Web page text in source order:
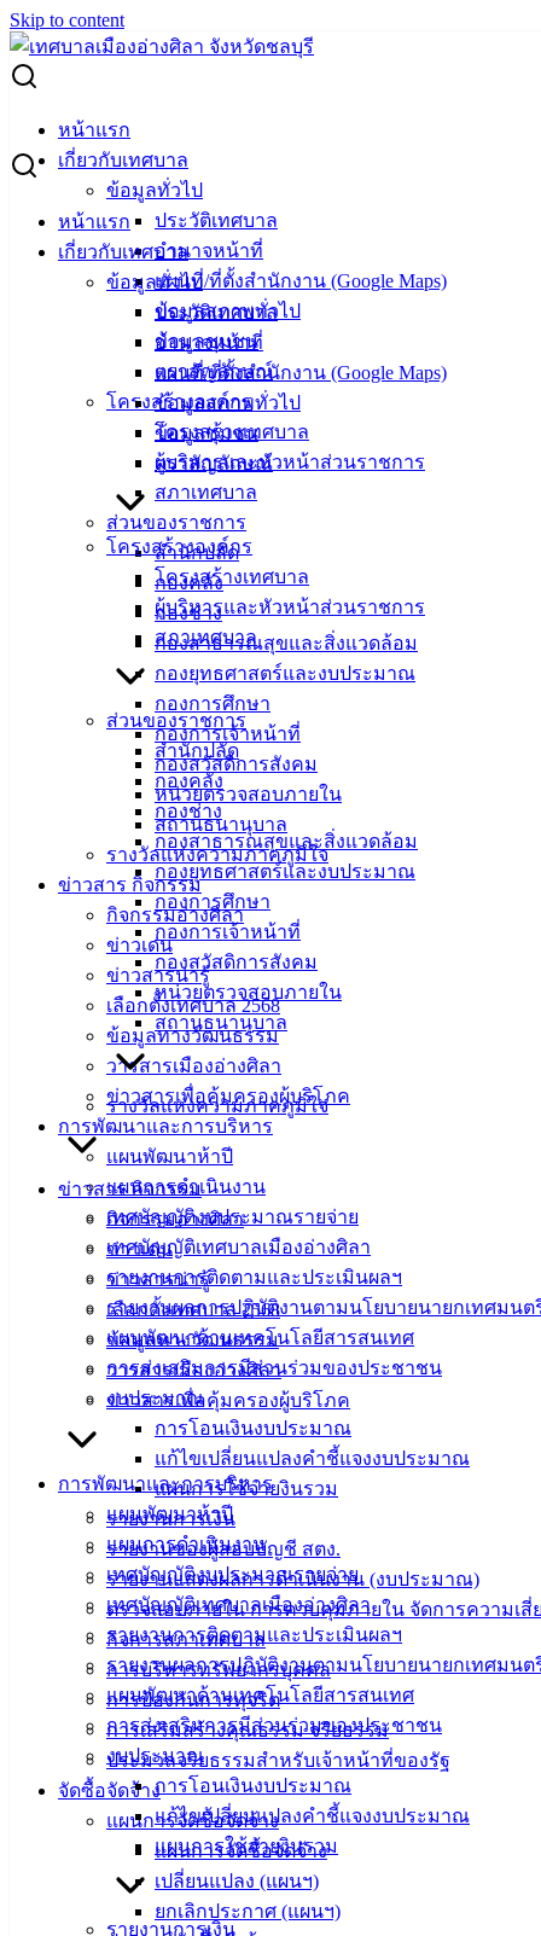
Skip to content
หน้าแรก
เกี่ยวกับเทศบาล
ข้อมูลทั่วไป
ประวัติเทศบาล
อำนาจหน้าที่
แผนที่/ที่ตั้งสำนักงาน (Google Maps)
ข้อมูลสภาพทั่วไป
ข้อมูลชุมชน
ตราสัญลักษณ์
โครงสร้างองค์กร
โครงสร้างเทศบาล
ผู้บริหารและหัวหน้าส่วนราชการ
สภาเทศบาล
ส่วนของราชการ
สำนักปลัด
กองคลัง
กองช่าง
กองสาธารณสุขและสิ่งแวดล้อม
กองยุทธศาสตร์และงบประมาณ
กองการศึกษา
กองการเจ้าหน้าที่
กองสวัสดิการสังคม
หน่วยตรวจสอบภายใน
สถานธนานุบาล
รางวัลแห่งความภาคภูมิใจ
ข่าวสาร กิจกรรม
กิจกรรมอ่างศิลา
ข่าวเด่น
ข่าวสารน่ารู้
เลือกตั้งเทศบาล 2568
ข้อมูลทางวัฒนธรรม
วารสารเมืองอ่างศิลา
ข่าวสารเพื่อคุ้มครองผู้บริโภค
การพัฒนาและการบริหาร
แผนพัฒนาห้าปี
แผนการดำเนินงาน
เทศบัญญัติงบประมาณรายจ่าย
เทศบัญญัติเทศบาลเมืองอ่างศิลา
รายงานการติดตามและประเมินผลฯ
รายงานผลการปฏิบัติงานตามนโยบายนายกเทศมนต
แผนพัฒนาด้านเทคโนโลยีสารสนเทศ
การส่งเสริมการมีส่วนร่วมของประชาชน
งบประมาณ
การโอนเงินงบประมาณ
แก้ไขเปลี่ยนแปลงคำชี้แจงงบประมาณ
แผนการใช้จ่ายงินรวม
รายงานการเงิน
รายงานของผู้สอบบัญชี สตง.
รายงานแสดงผลการดำเนินงาน (งบประมาณ)
ตรวจสอบภายใน การควบคุมภายใน จัดการความเสี่
กิจการสภาเทศบาล
การบริหารทรัพยากรบุคคล
การป้องกันการทุจริต
การเสริมสร้างคุณธรรม จริยธรรม
ประมวลจริยธรรมสำหรับเจ้าหน้าที่ของรัฐ
จัดซื้อจัดจ้าง
แผนการจัดซื้อจัดจ้าง
แผนการจัดซื้อจัดจ้าง
เปลี่ยนแปลง (แผนฯ)
ยกเลิกประกาศ (แผนฯ)
หน้าแรก
เกี่ยวกับเทศบาล
ข้อมูลทั่วไป
ประวัติเทศบาล
อำนาจหน้าที่
แผนที่/ที่ตั้งสำนักงาน (Google Maps)
ข้อมูลสภาพทั่วไป
ข้อมูลชุมชน
ตราสัญลักษณ์
โครงสร้างองค์กร
โครงสร้างเทศบาล
ผู้บริหารและหัวหน้าส่วนราชการ
สภาเทศบาล
ส่วนของราชการ
สำนักปลัด
กองคลัง
กองช่าง
กองสาธารณสุขและสิ่งแวดล้อม
กองยุทธศาสตร์และงบประมาณ
กองการศึกษา
กองการเจ้าหน้าที่
กองสวัสดิการสังคม
หน่วยตรวจสอบภายใน
สถานธนานุบาล
รางวัลแห่งความภาคภูมิใจ
ข่าวสาร กิจกรรม
กิจกรรมอ่างศิลา
ข่าวเด่น
ข่าวสารน่ารู้
เลือกตั้งเทศบาล 2568
ข้อมูลทางวัฒนธรรม
วารสารเมืองอ่างศิลา
ข่าวสารเพื่อคุ้มครองผู้บริโภค
การพัฒนาและการบริหาร
แผนพัฒนาห้าปี
แผนการดำเนินงาน
เทศบัญญัติงบประมาณรายจ่าย
เทศบัญญัติเทศบาลเมืองอ่างศิลา
รายงานการติดตามและประเมินผลฯ
รายงานผลการปฏิบัติงานตามนโยบายนายกเทศมนต
แผนพัฒนาด้านเทคโนโลยีสารสนเทศ
การส่งเสริมการมีส่วนร่วมของประชาชน
งบประมาณ
การโอนเงินงบประมาณ
แก้ไขเปลี่ยนแปลงคำชี้แจงงบประมาณ
แผนการใช้จ่ายงินรวม
รายงานการเงิน
Search for:
ประชุมหัวหน้าส่วนราชการ ครั้งที่ 6/2564
ประชุมหัวหน้าส่วนราชการ ครั้งที่ 6/2564
ธันวาคม 20, 2021เมษายน 29, 2022
กิจกรรมอ่างศิลา
วันที่ 20 ธันวาคม 2564 ณ ห้องประชุมชั้น 4 เทศบาลเมืองอ่าง
ศิลา นายวินัย พ้นภัยพาล นายกเทศมนตรีเมืองอ่างศิลา เป็น
ประธานการประชุมหัวหน้าส่วนราชการ ครั้งที่ 6/2564 โดยมี
การติดตามและทบทวนแนวปฏิบัติการจัดการเรื่องร้องเรียน ร้อง
ทุกข์ และเรื่องร้องเรียนการทุจริต ตามคู่มือการปฏิบัติงานเรื่อง
ร้องเรียนการทุจริตของเทศบาลเมืองอ่างศิลา รวมถึงการกำหนด
ให้มีการปรับปรุงช่องทางแจ้งเรื่องร้องเรียนการทุจริตและ
ประพฤติมิชอบผ่านทางเว็บไซต์เทศบาลเมืองอ่างศิลา เพื่อเพิ่ม
ความสะดวกในการร้องเรียน และเป็นการย้ำเตือนบุคลากรให้
ความสำคัญในประเด็นความโปร่งใส ซื้อสัตย์ สุจริต ในการ
นอกจากนี้ นายกเทศมนตรีเมืองอ่างศิลา ยังได้ติดตามความคืบ
หน้าการดำเนินงาน รวมถึงปัญหาอุปสรรคในการปฏิบัติงาน
ตามโครงการหรือกิจกรรมต่างๆของทุกส่วนราชการนำไป
ปรับปรุงพัฒนาการดำเนินงานให้มีประสิทธิภาพมากยิ่งขึ้น